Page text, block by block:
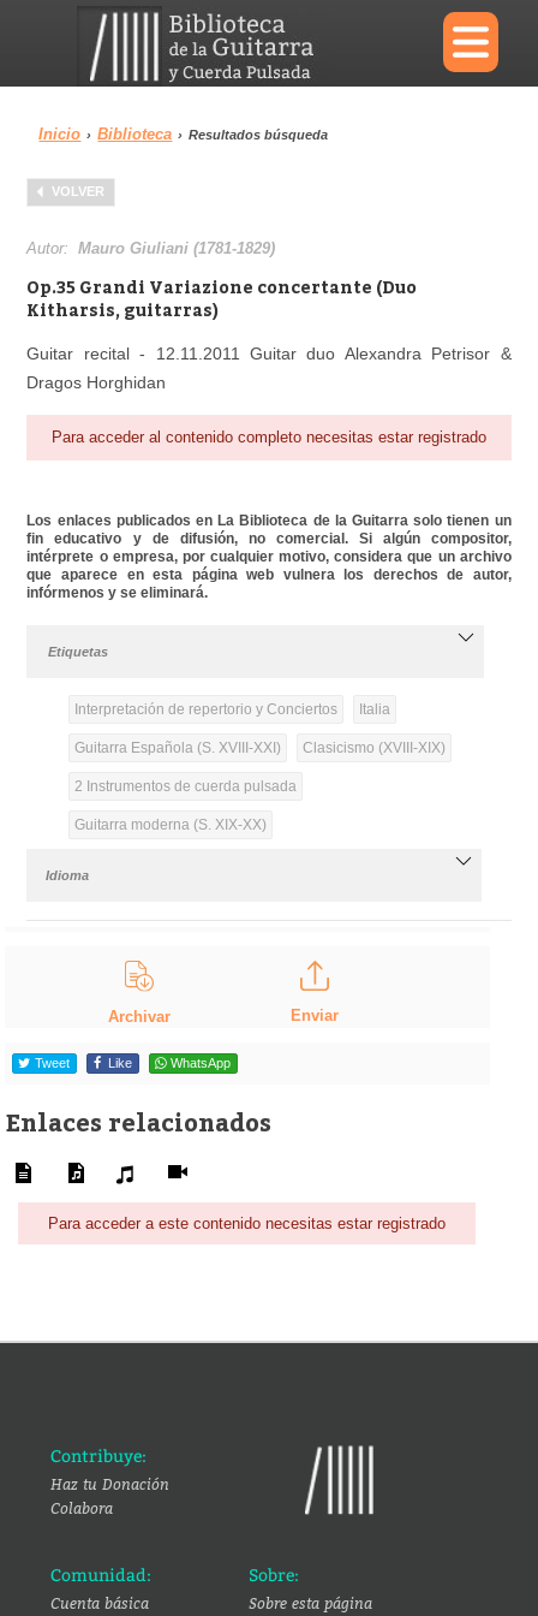
×
Menu
Biblioteca
Inicio › Biblioteca › Resultados búsqueda
VOLVER
Autor:Mauro Giuliani (1781-1829)
Op.35 Grandi Variazione concertante (Duo
Kitharsis, guitarras)
Guitar recital - 12.11.2011 Guitar duo Alexandra Petrisor &
Dragos Horghidan
Para acceder al contenido completo necesitas estar registrado
Los enlaces publicados en La Biblioteca de la Guitarra solo tienen un
fin educativo y de difusión, no comercial. Si algún compositor,
intérprete o empresa, por cualquier motivo, considera que un archivo
que aparece en esta página web vulnera los derechos de autor,
infórmenos y se eliminará.
Etiquetas
Interpretación de repertorio y Conciertos Italia
Guitarra Española (S. XVIII-XXI) Clasicismo (XVIII-XIX)
2 Instrumentos de cuerda pulsada
Guitarra moderna (S. XIX-XX)
Idioma
Archivar Enviar
Tweet Like WhatsApp
Enlaces relacionados
Para acceder a este contenido necesitas estar registrado
Contribuye:
Haz tu Donación
Colabora
Comunidad:
Cuenta básica
Sobre:
Sobre esta página